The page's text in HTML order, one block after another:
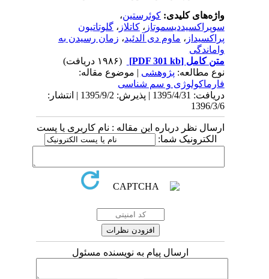
واژه‌های کلیدی:کوئرستین،
سوپراکسیددیسموتاز،کاتلاز،گلوتاتیون
پراکسیداز،ماوم دی آلدئید،زمان رسیدن به
واماندگی
متن کامل[PDF 301 kb]
(۱۹۸۶ دریافت)
نوع مطالعه:پژوهشی| موضوع مقاله:
فارماكولوژی و سم شناسی
دریافت: 1395/4/31 | پذیرش: 1395/9/2 | انتشار:
1396/3/6
ارسال نظر درباره این مقاله : نام کاربری یا پست
الکترونیک شما:
ارسال پیام به نویسنده مسئول